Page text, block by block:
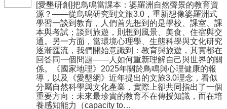
[愛墾研創]把鳥鳴當課本：婆羅洲自然聲景的教育資
源？——從鳥鳴研究到文旅3.0，重新想像婆羅洲式
學習一談到教育，人們首先想到的是學校、課室、課
本與考試；談到旅遊，則想到風景、美食、住宿與交
通。另一方面，當環境心理學、生態科學與文化研究
逐漸匯流，我們開始意識到：教育與旅遊，其實都在
回答同一個問題——人如何重新理解自己與世界的關
係。《國家地理》2025年關於鳥鳴與心理健康的報
導，以及《愛墾網》近年提出的文旅3.0理念，看似
分屬自然科學與文化產業，實際上卻共同指出了一個
重要方向：未來最珍貴的教育不在傳授知識，而在培
養感知能力（capacity to…